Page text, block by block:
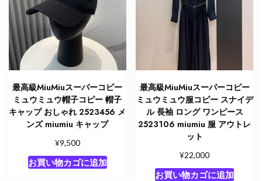
最高級MiuMiuスーパーコピー
ミュウミュウ帽子コピー 帽子
キャップ おしゃれ 2523456 メ
ンズ miumiu キャップ
¥9,500
お買い物カゴに追加
最高級MiuMiuスーパーコピー
ミュウミュウ服コピー スナイデ
ル 長袖 ロング ワンピース
2523106 miumiu 服 アウトレ
ット
¥22,000
お買い物カゴに追加